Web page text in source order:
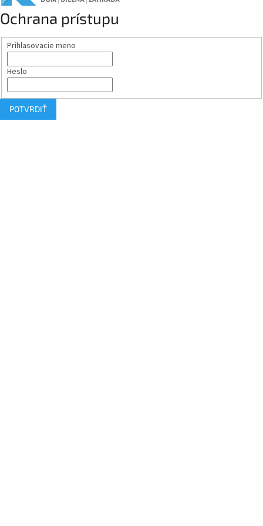
Ochrana prístupu
Prihlasovacie meno
Heslo
POTVRDIŤ